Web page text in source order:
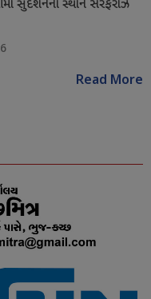
સુદર્શનનાં સ્થાને સરફરાઝ
Read More